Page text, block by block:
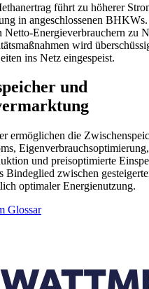
führt zu höherer
in angeschlossenen
Netto-Energieverbrauchern zu
wird
ins Netz eingespeist.
und
ermöglichen die
Eigenverbrauchsoptimierung,
und preisoptimierte
Bindeglied zwischen
optimaler Energienutzung.
Glossar